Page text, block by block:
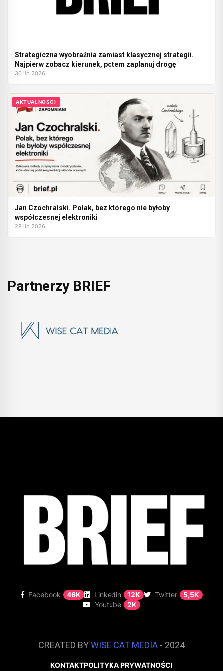
Strategiczna wyobraźnia zamiast klasycznej strategii.
Najpierw zobacz kierunek, potem zaplanuj drogę
30 lip 2026
AKTUALNOŚCI
Jan Czochralski. Polak, bez którego nie byłoby
współczesnej elektroniki
28 lip 2026
Partnerzy BRIEF
Facebook 46K Linkedin 12K Twitter
5,5K
Youtube
2K
CREATED BYWISE CAT MEDIA - 2024
KONTAKTPOLITYKA PRYWATNOŚCI